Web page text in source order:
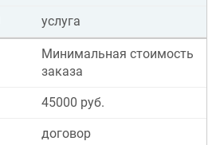
услуга
Минимальная стоимость
заказа
45000 руб.
договор